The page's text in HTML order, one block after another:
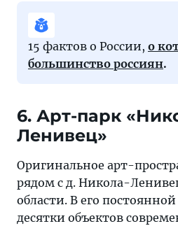
15 фактов о России, о
большинство россиян.
6. Арт-парк
Ленивец»
Оригинальное арт-
рядом с д. Никола-
области. В его
десятки объектов